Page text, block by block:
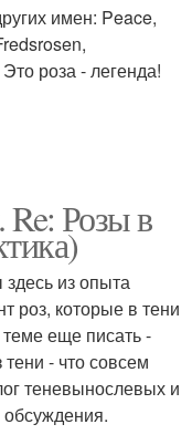
имен: Peace,
роза - легенда!
Re: Розы в
из опыта
роз, которые в тени
еще писать -
- что совсем
теневынослевых и